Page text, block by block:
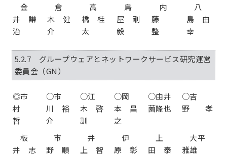
金
井 謙
治
倉
木 健
介
高
橋 桂
太
鳥
屋 剛
毅
内
藤
整
八
島 由
幸
5.2.7 グループウェアとネットワークサービス研究運営
委員会（GN）
◎市
村
哲
○市
川 裕
介
○江
木 啓
訓
○岡
本 昌
之
○由井
薗隆也
○吉
野 孝
板
井 志
市
野 順
井
上 智
伊
原 彰
上
田 泰
大平
雅雄